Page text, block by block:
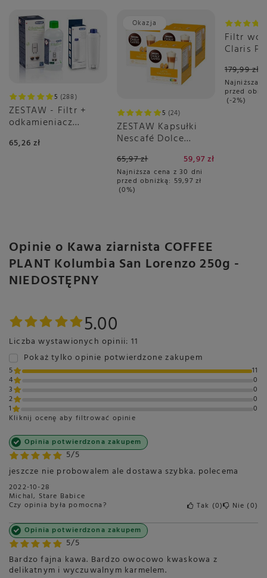
5 288
ZESTAW - Filtr +
odkamieniacz
65,26 zł
Okazja
5 24
ZESTAW Kapsułki
Nescafé Dolce
Macchiato 3x16
sztuk
65,97 zł 59,97 zł
Najniższa cena z 30 dni
przed obniżką: 59,97 zł
0%
Filtr
Claris
179,99 zł
Najniższa
przed
-2%
Opinie o Kawa ziarnista COFFEE
PLANT Kolumbia San Lorenzo 250g -
NIEDOSTĘPNY
5.00
Liczba wystawionych opinii: 11
Pokaż tylko opinie potwierdzone zakupem
5
11
4
0
3
0
2
0
1
0
Kliknij ocenę aby filtrować opinie
5/5
Opinia potwierdzona zakupem
jeszcze nie probowalem ale dostawa szybka. polecema
2022-10-28
Michal, Stare Babice
Czy opinia była pomocna? Tak 0 Nie 0
5/5
Opinia potwierdzona zakupem
Bardzo fajna kawa. Bardzo owocowo kwaskowa z
delikatnym i wyczuwalnym karmelem.